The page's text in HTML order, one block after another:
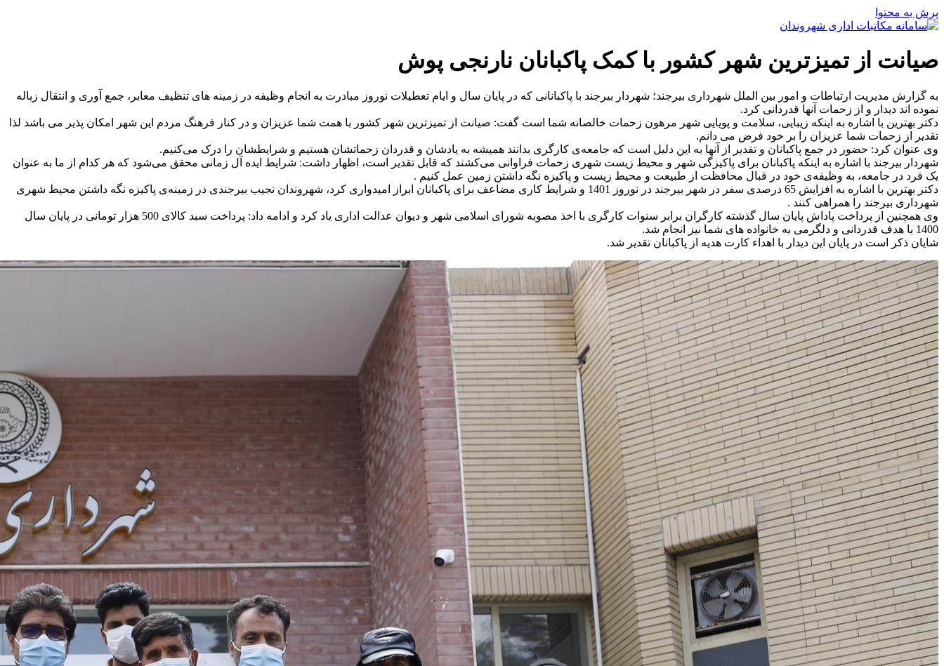
پرش به محتوا
صیانت از تمیزترین شهر کشور با کمک پاکبانان نارنجی پوش
به گزارش مدیریت ارتباطات و امور بین الملل شهرداری بیرجند؛ شهردار بیرجند با پاکبانانی که در پایان سال و ایام تعطیلات نوروز مبادرت به انجام وظیفه در زمینه های تنظیف معابر، جمع آوری و انتقال زباله
نموده اند دیدار و از زحمات آنها قدردانی کرد.
دکتر بهترین با اشاره به اینکه زیبایی، سلامت و پویایی شهر مرهون زحمات خالصانه شما است گفت: صیانت از تمیزترین شهر کشور با همت شما عزیزان و در کنار فرهنگ مردم این شهر امکان پذیر می باشد لذا
تقدیر از زحمات شما عزیزان را بر خود فرض می دانم.
وی عنوان کرد: حضور در جمع پاکبانان و تقدیر از آنها به این دلیل است که جامعه‌ی کارگری بدانند همیشه به یادشان و قدردان زحماتشان هستیم و شرایطشان را درک می‌کنیم.
شهردار بیرجند با اشاره به اینکه پاکبانان برای پاکیزگی شهر و محیط زیست شهری زحمات فراوانی می‌کشند که قابل تقدیر است، اظهار داشت: شرایط ایده آل زمانی محقق می‌شود که هر کدام از ما به عنوان
یک فرد در جامعه، به وظیفه‌ی خود در قبال محافظت از طبیعت و محیط زیست و پاکیزه نگه داشتن زمین عمل کنیم .
دکتر بهترین با اشاره به افزایش 65 درصدی سفر در شهر بیرجند در نوروز 1401 و شرایط کاری مضاعف برای پاکبانان ابراز امیدواری کرد، شهروندان نجیب بیرجندی در زمینه‌ی پاکیزه نگه داشتن محیط شهری
شهرداری بیرجند را همراهی کنند .
وی همچنین از پرداخت پاداش پایان سال گذشته کارگران برابر سنوات کارگری با اخذ مصوبه شورای اسلامی شهر و دیوان عدالت اداری یاد کرد و ادامه داد: پرداخت سبد کالای 500 هزار تومانی در پایان سال
1400 با هدف قدردانی و دلگرمی به خانواده های شما نیز انجام شد.
شایان ذکر است در پایان این دیدار با اهداء کارت هدیه از پاکبانان تقدیر شد.